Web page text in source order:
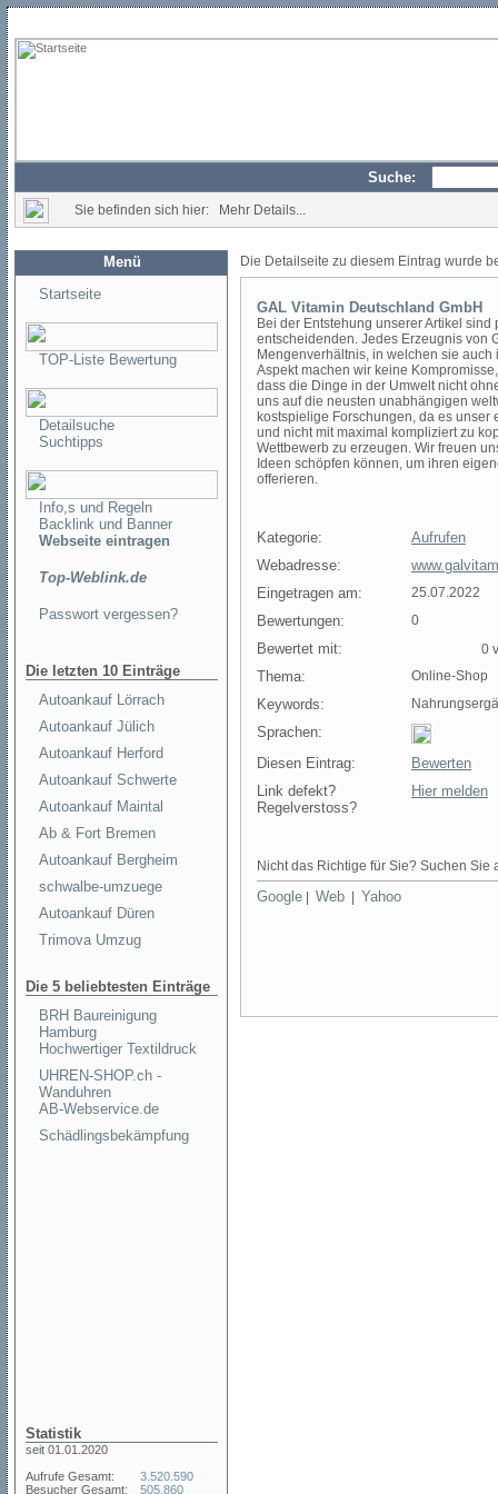
Suche:
Sie befinden sich hier: Mehr Details...
Menü
Startseite
TOP-Liste Bewertung
Detailsuche
Suchtipps
Info,s und Regeln
Backlink und Banner
Webseite eintragen
Top-Weblink.de
Passwort vergessen?
Die letzten 10 Einträge
Autoankauf Lörrach
Autoankauf Jülich
Autoankauf Herford
Autoankauf Schwerte
Autoankauf Maintal
Ab & Fort Bremen
Autoankauf Bergheim
schwalbe-umzuege
Autoankauf Düren
Trimova Umzug
Die 5 beliebtesten Einträge
BRH Baureinigung
Hamburg
Hochwertiger Textildruck
UHREN-SHOP.ch -
Wanduhren
AB-Webservice.de
Schädlingsbekämpfung
Statistik
seit 01.01.2020
Aufrufe Gesamt:
Besucher Gesamt:
3.520.590
505.860
Die Detailseite zu diesem Eintrag wurde
GAL Vitamin Deutschland GmbH
Bei der Entstehung unserer Artikel
entscheidenden. Jedes Erzeugnis von
Mengenverhältnis, in welchen sie
Aspekt machen wir keine
dass die Dinge in der Umwelt nicht
uns auf die neusten unabhängigen
kostspielige Forschungen, da es
und nicht mit maximal kompliziert zu
Wettbewerb zu erzeugen. Wir freuen
Ideen schöpfen können, um ihren
offerieren.
Kategorie:
Aufrufen
Webadresse:
Eingetragen am:
25.07.2022
Bewertungen: 0
Bewertet mit: 0
Thema: Online-Shop
Keywords:
Sprachen:
Diesen Eintrag:
Bewerten
Link defekt?
Regelverstoss?
Hier melden
Nicht das Richtige für Sie? Suchen Sie
Google Web Yahoo